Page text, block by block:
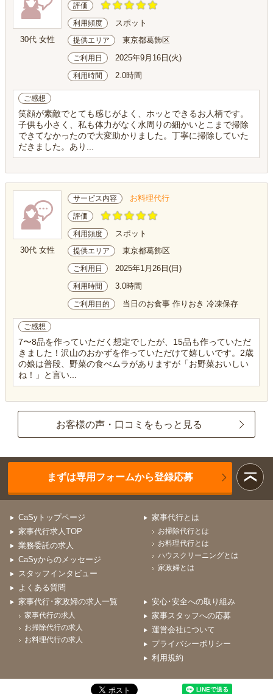
30代 女性
評価
利用頻度 スポット
提供エリア 東京都葛飾区
ご利用日 2025年9月16日(火)
利用時間 2.0時間
ご感想
笑顔が素敵でとても感じがよく、ホッとできるお人柄です。
子供も小さく、私も体力がなく水周りの細かいとこまで掃除
できてなかったので大変助かりました。丁寧に掃除していた
だきました。あり...
30代 女性
サービス内容 お料理代行
評価
利用頻度 スポット
提供エリア 東京都葛飾区
ご利用日 2025年1月26日(日)
利用時間 3.0時間
ご利用目的 当日のお食事 作りおき 冷凍保存
ご感想
7〜8品を作っていただく想定でしたが、15品も作っていただ
きました！沢山のおかずを作っていただけて嬉しいです。2歳
の娘は普段、野菜の食べムラがありますが「お野菜おいしい
ね！」と言い...
お客様の声・口コミをもっと見る
まずは専用フォームから登録応募
CaSyトップページ
家事代行求人TOP
業務委託の求人
CaSyからのメッセージ
スタッフインタビュー
よくある質問
家事代行とは
お掃除代行とは
お料理代行とは
ハウスクリーニングとは
家政婦とは
家事代行･家政婦の求人一覧
家事代行の求人
お掃除代行の求人
お料理代行の求人
安心･安全への取り組み
家事スタッフへの応募
運営会社について
プライバシーポリシー
利用規約